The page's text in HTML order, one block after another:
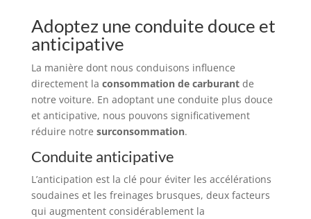
Adoptez une conduite douce et
anticipative
La manière dont nous conduisons influence
directement la consommation de carburantde
notre voiture. En adoptant une conduite plus douce
et anticipative, nous pouvons significativement
réduire notre surconsommation.
Conduite anticipative
L’anticipation est la clé pour éviter les accélérations
soudaines et les freinages brusques, deux facteurs
qui augmentent considérablement la